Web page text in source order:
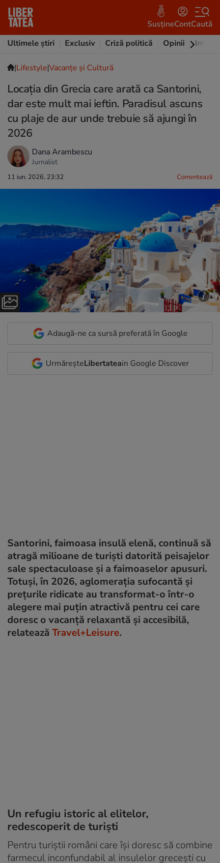
SusțineContCaută
Ultimele știri
Exclusiv Criză politică Opinii
|Lifestyle|Vacanțe și Cultură
Locația din Grecia care arată ca Santorini,
dar este mult mai ieftin. Paradisul ascuns
cu plaje de aur unde trebuie să ajungi în
2026
Dana Arambescu
Jurnalist
11 iun. 2026, 23:32 Comentează
Adaugă-ne ca sursă preferată în Google
UrmăreșteLibertateain Google Discover
Santorini, faimoasa insulă elenă, continuă să
atragă milioane de turiști datorită peisajelor
sale spectaculoase și a faimoaselor apusuri.
Totuși, în 2026, aglomerația sufocantă și
prețurile ridicate au transformat-o într-o
alegere mai puțin atractivă pentru cei care
doresc o vacanță relaxantă și accesibilă,
relatează Travel+Leisure.
Un refugiu istoric al elitelor,
redescoperit de turiști
Pentru turiștii români care își doresc să combine
farmecul inconfundabil al insulelor grecești cu